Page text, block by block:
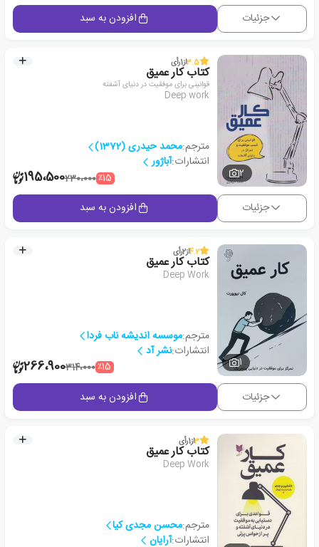
جزئیات افزودن به سبد
2
3.5از1رأی
کتاب کار عمیق
قوانینی برای موفقیت در دنیای آشفته
Deep work
مترجم:محمد حیدری (1372)
انتشارات:آباژور
٪15230،000195،500
جزئیات افزودن به سبد
1
4.2از2رأی
کتاب کار عمیق
Deep Work
مترجم:موسسه اندیشه ناب فردا
انتشارات:نشر آد
٪15314،000266،900
جزئیات افزودن به سبد
3از1رأی
کتاب کار عمیق
Deep Work
مترجم:محسن مجدی کیا
انتشارات:آرایان